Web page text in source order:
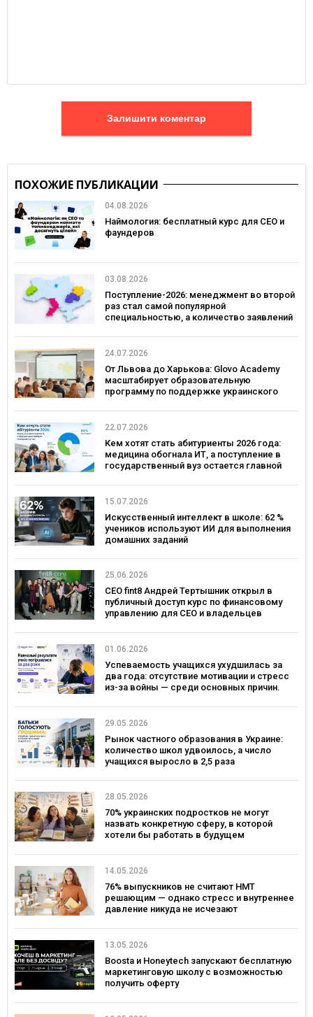
Залишити коментар
ПОХОЖИЕ ПУБЛИКАЦИИ
04.08.2026
Наймология: бесплатный курс для CEO и
фаундеров
03.08.2026
Поступление-2026: менеджмент во второй
раз стал самой популярной
специальностью, а количество заявлений
24.07.2026
От Львова до Харькова: Glovo Academy
масштабирует образовательную
программу по поддержке украинского
22.07.2026
Кем хотят стать абитуриенты 2026 года:
медицина обогнала ИТ, а поступление в
государственный вуз остается главной
15.07.2026
Искусственный интеллект в школе: 62 %
учеников используют ИИ для выполнения
домашних заданий
25.06.2026
CEO fint8 Андрей Тертышник открыл в
публичный доступ курс по финансовому
управлению для CEO и владельцев
01.06.2026
Успеваемость учащихся ухудшилась за
два года: отсутствие мотивации и стресс
из-за войны — среди основных причин.
29.05.2026
Рынок частного образования в Украине:
количество школ удвоилось, а число
учащихся выросло в 2,5 раза
28.05.2026
70% украинских подростков не могут
назвать конкретную сферу, в которой
хотели бы работать в будущем
14.05.2026
76% выпускников не считают НМТ
решающим — однако стресс и внутреннее
давление никуда не исчезают
13.05.2026
Boosta и Honeytech запускают бесплатную
маркетинговую школу с возможностью
получить оферту